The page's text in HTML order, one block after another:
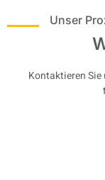
Unser
Kontaktieren Sie